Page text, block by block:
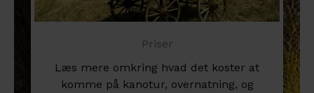
Priser
Læs mere omkring hvad det koster at
komme på kanotur, overnatning, og